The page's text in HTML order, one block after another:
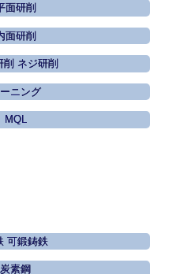
面研削
面研削
削 ネジ研削
ニング
MQL
可鍛鋳鉄
炭素鋼